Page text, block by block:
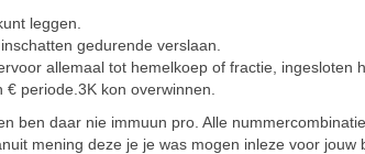
leggen.
gedurende verslaan.
allemaal tot hemelkoep of fractie, ingesloten
periode.3K kon overwinnen.
ben daar nie immuun pro. Alle
mening deze je je was mogen inleze voor